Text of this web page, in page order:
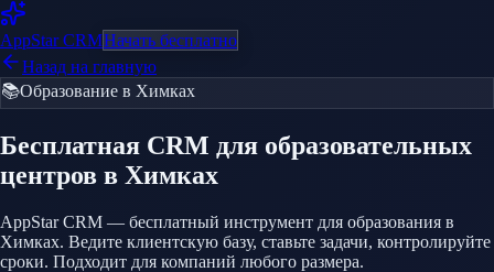
AppStarCRMНачать бесплатно
Назад на главную
📚Образование в Химках
Бесплатная CRM для образовательных
центров в Химках
AppStar CRM — бесплатный инструмент для образования в
Химках. Ведите клиентскую базу, ставьте задачи, контролируйте
сроки. Подходит для компаний любого размера.